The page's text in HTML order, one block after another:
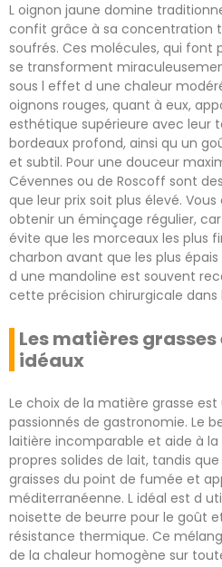
L oignon jaune domine
confit grâce à sa concentration
soufrés. Ces molécules, qui font
se transforment
sous l effet d une chaleur
oignons rouges, quant à eux,
esthétique supérieure avec leur
bordeaux profond, ainsi qu un
et subtil. Pour une douceur
Cévennes ou de Roscoff sont
que leur prix soit plus élevé.
obtenir un éminçage régulier,
évite que les morceaux les plus
charbon avant que les plus
d une mandoline est souvent
cette précision chirurgicale dans
Les matières
idéaux
Le choix de la matière grasse
passionnés de gastronomie. Le
laitière incomparable et aide à
propres solides de lait, tandis
graisses du point de fumée et
méditerranéenne. L idéal est d
noisette de beurre pour le goût
résistance thermique. Ce
de la chaleur homogène sur